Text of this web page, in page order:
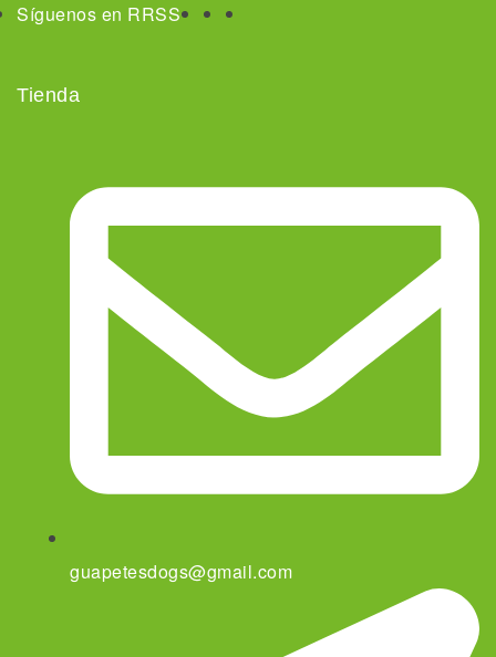
Síguenos en RRSS
Tienda
guapetesdogs@gmail.com